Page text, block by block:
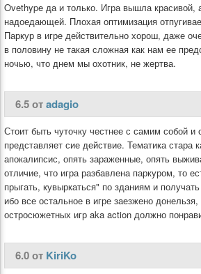
Ovethype да и только. Игра вышла красивой,
надоедающей. Плохая оптимизация
Паркур в игре действительно хорош, даже
в половину не такая сложная как нам ее
ночью, что днем мы охотник, не жертва.
6.5 отadagio
Стоит быть чуточку честнее с самим собой и
представляет сие действие. Тематика стара
апокалипсис, опять зараженные, опять
отличие, что игра разбавлена паркуром, то
прыгать, кувыркаться" по зданиям и
ибо все остальное в игре заезжено
остросюжетных игр aka action должно
6.0 от KiriKo